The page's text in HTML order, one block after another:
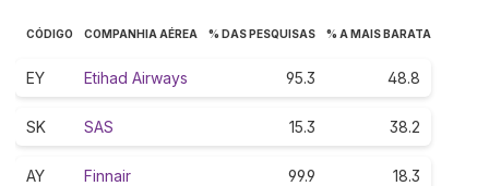
CÓDIGO COMPANHIA AÉREA % DAS PESQUISAS % A MAIS BARATA
EY Etihad Airways 95.3 48.8
SK SAS 15.3 38.2
AY Finnair 99.9 18.3